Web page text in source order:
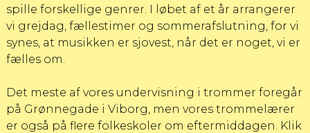
spille forskellige genrer. I løbet af et år arrangerer
vi grejdag, fællestimer og sommerafslutning, for vi
synes, at musikken er sjovest, når det er noget, vi er
fælles om.
Det meste af vores undervisning i trommer foregår
på Grønnegade i Viborg, men vores trommelærer
er også på flere folkeskoler om eftermiddagen. Klik